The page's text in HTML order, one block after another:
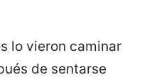
lo vieron caminar
de sentarse